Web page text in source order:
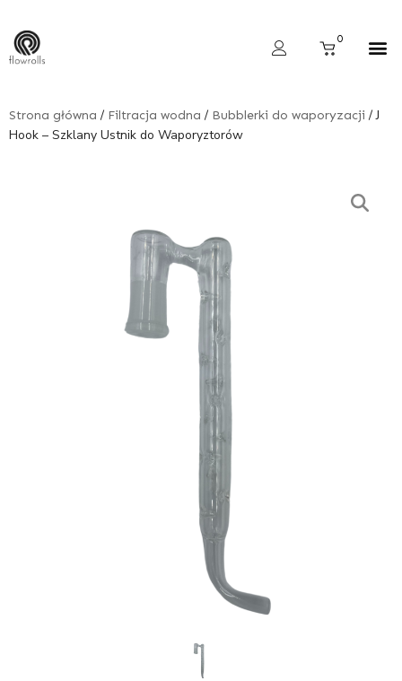
content
0
Cart
Strona główna / Filtracja wodna / Bubblerki do waporyzacji / J
Hook – Szklany Ustnik do Waporyztorów